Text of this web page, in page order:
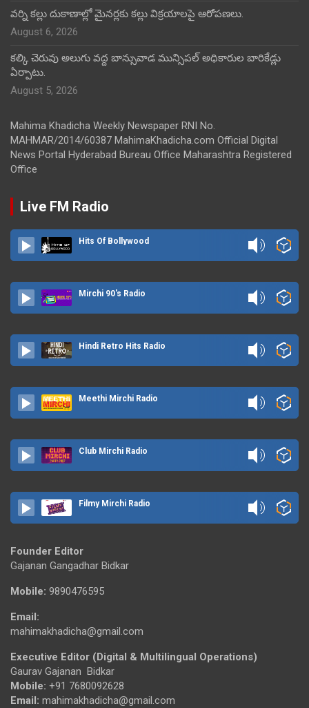
వర్ని కల్లు దుకాణాల్లో మైనర్లకు కల్లు విక్రయాలపై ఆరోపణలు.
August 6, 2026
కల్కి చెరువు అలుగు వద్ద బాన్సువాడ మున్సిపల్ అధికారుల బారికేడ్లు
ఏర్పాటు.
August 5, 2026
Mahima Khadicha Weekly Newspaper RNI No.
MAHMAR/2014/60387 MahimaKhadicha.com Official Digital
News Portal Hyderabad Bureau Office Maharashtra Registered
Office
Live FM Radio
Hits Of Bollywood
Mirchi 90's Radio
Hindi Retro Hits Radio
Meethi Mirchi Radio
Club Mirchi Radio
Filmy Mirchi Radio
Founder Editor
Gajanan Gangadhar Bidkar
Mobile: 9890476595
Email:
mahimakhadicha@gmail.com
Executive Editor (Digital & Multilingual Operations)
Gaurav Gajanan Bidkar
Mobile: +91 7680092628
Email: mahimakhadicha@gmail.com